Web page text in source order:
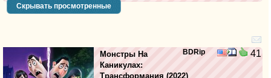
Скрывать просмотренные
BDRip 41
Монстры На
Каникулах:
Трансформания (2022)